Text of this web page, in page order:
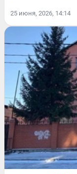
25 июня, 2026, 14:14